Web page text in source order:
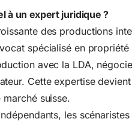
à un expert juridique ?
des productions
spécialisé en
avec la LDA,
Cette expertise
suisse.
les